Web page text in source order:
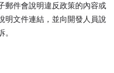
郵件會說明違反政策的內容或
明文件連結，並向開發人員說